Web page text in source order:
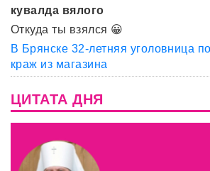
кувалда вялого
Откуда ты взялся 😀
В Брянске 32-летняя уголовница
краж из магазина
ЦИТАТА ДНЯ